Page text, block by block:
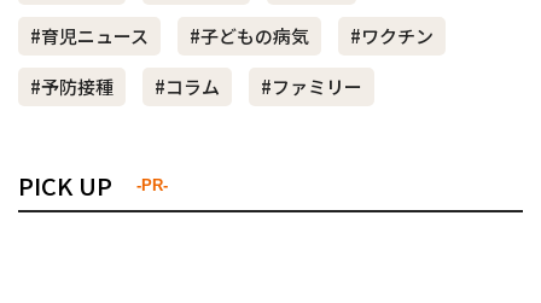
#育児ニュース
#子どもの病気
#ワクチン
#予防接種
#コラム #ファミリー
PICK UP -PR-